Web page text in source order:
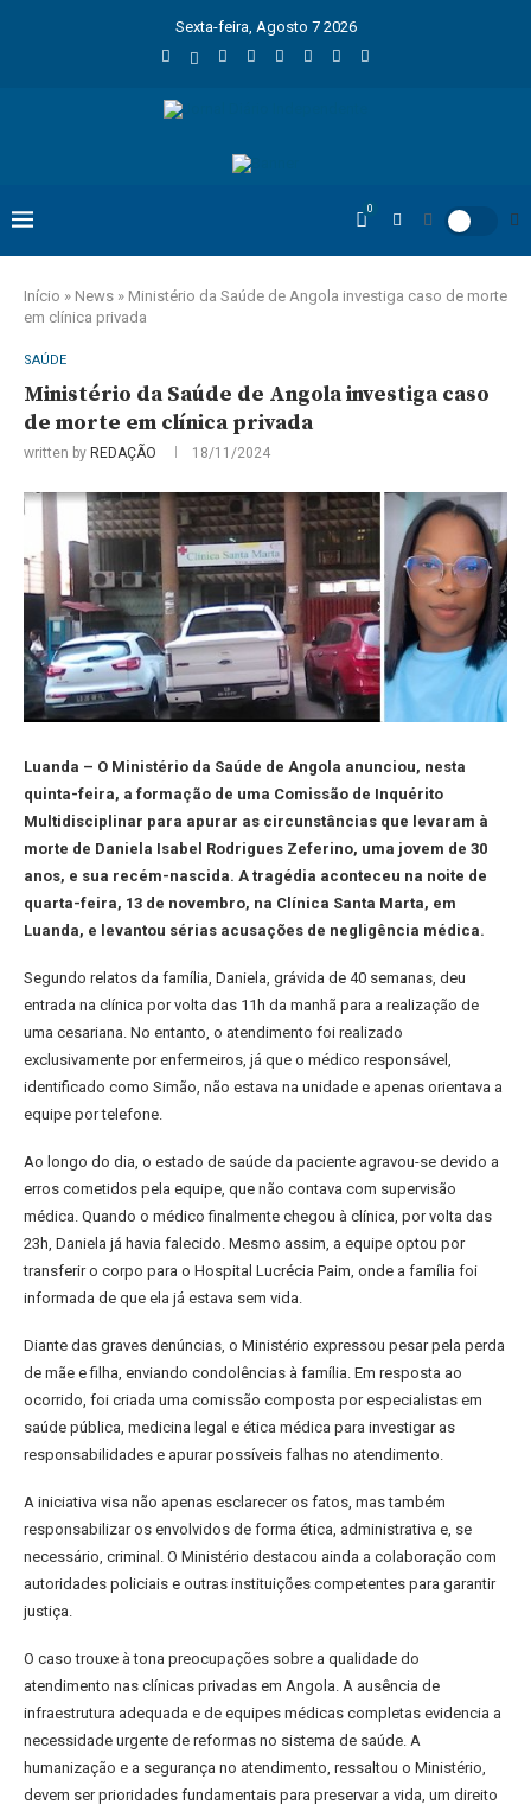
Sexta-feira, Agosto 7 2026
0
Início » News » Ministério da Saúde de Angola investiga caso de morte
em clínica privada
SAÚDE
Ministério da Saúde de Angola investiga caso
de morte em clínica privada
written by REDAÇÃO 18/11/2024
Luanda – O Ministério da Saúde de Angola anunciou, nesta
quinta-feira, a formação de uma Comissão de Inquérito
Multidisciplinar para apurar as circunstâncias que levaram à
morte de Daniela Isabel Rodrigues Zeferino, uma jovem de 30
anos, e sua recém-nascida. A tragédia aconteceu na noite de
quarta-feira, 13 de novembro, na Clínica Santa Marta, em
Luanda, e levantou sérias acusações de negligência médica.
Segundo relatos da família, Daniela, grávida de 40 semanas, deu
entrada na clínica por volta das 11h da manhã para a realização de
uma cesariana. No entanto, o atendimento foi realizado
exclusivamente por enfermeiros, já que o médico responsável,
identificado como Simão, não estava na unidade e apenas orientava a
equipe por telefone.
Ao longo do dia, o estado de saúde da paciente agravou-se devido a
erros cometidos pela equipe, que não contava com supervisão
médica. Quando o médico finalmente chegou à clínica, por volta das
23h, Daniela já havia falecido. Mesmo assim, a equipe optou por
transferir o corpo para o Hospital Lucrécia Paim, onde a família foi
informada de que ela já estava sem vida.
Diante das graves denúncias, o Ministério expressou pesar pela perda
de mãe e filha, enviando condolências à família. Em resposta ao
ocorrido, foi criada uma comissão composta por especialistas em
saúde pública, medicina legal e ética médica para investigar as
responsabilidades e apurar possíveis falhas no atendimento.
A iniciativa visa não apenas esclarecer os fatos, mas também
responsabilizar os envolvidos de forma ética, administrativa e, se
necessário, criminal. O Ministério destacou ainda a colaboração com
autoridades policiais e outras instituições competentes para garantir
justiça.
O caso trouxe à tona preocupações sobre a qualidade do
atendimento nas clínicas privadas em Angola. A ausência de
infraestrutura adequada e de equipes médicas completas evidencia a
necessidade urgente de reformas no sistema de saúde. A
humanização e a segurança no atendimento, ressaltou o Ministério,
devem ser prioridades fundamentais para preservar a vida, um direito